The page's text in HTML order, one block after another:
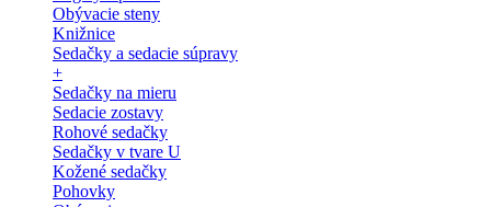
Obývacie steny
Knižnice
Sedačky a sedacie súpravy
+
Sedačky na mieru
Sedacie zostavy
Rohové sedačky
Sedačky v tvare U
Kožené sedačky
Pohovky